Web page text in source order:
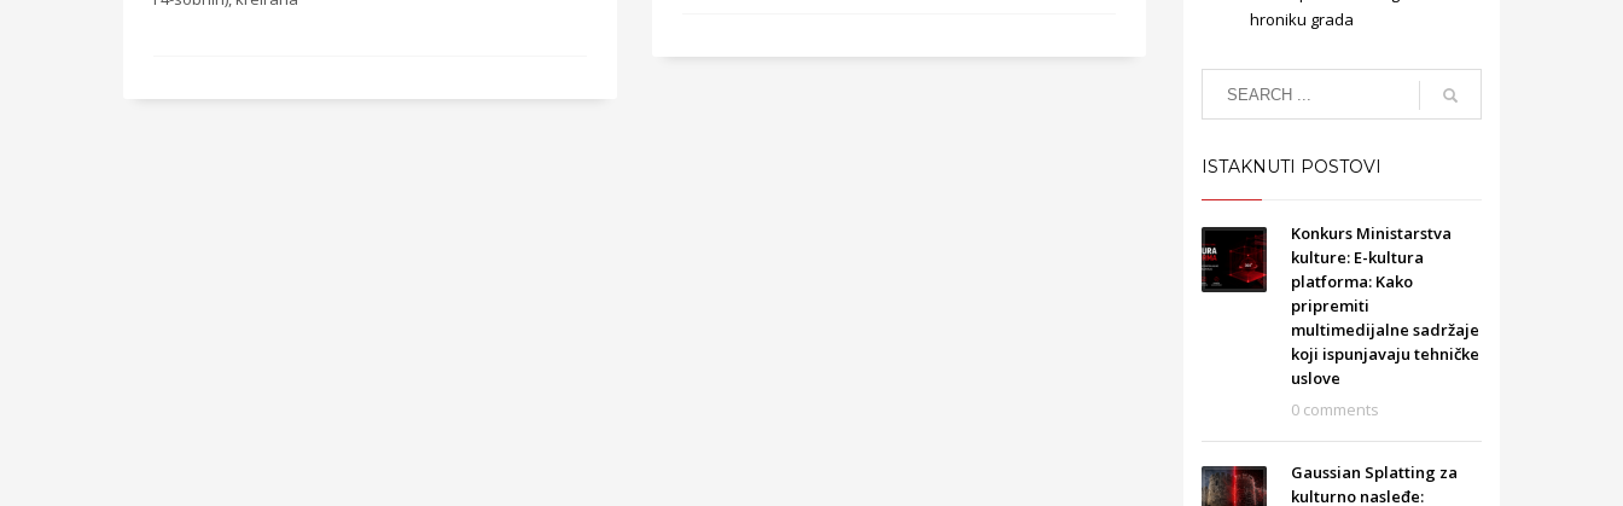
hroniku grada
ISTAKNUTI POSTOVI
Konkurs Ministarstva
kulture: E-kultura
platforma: Kako
pripremiti
multimedijalne sadržaje
koji ispunjavaju tehničke
uslove
0 comments
Gaussian Splatting za
kulturno nasleđe: